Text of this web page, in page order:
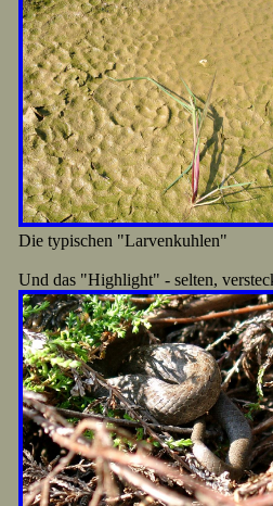
Die typischen
Und das "Highlight" - selten,